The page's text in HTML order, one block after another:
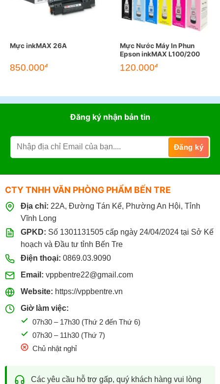
Mực inkMAX 26A
850.000đ
Mực Nước Máy In Phun
Epson inkMAX L100/200
120.000đ
Đăng ký nhận bản tin
CTY TNHH VĂN PHÒNG PHẨM BẾN TRE
Địa chỉ: 22A, Đường Tán Kế, Phường An Hội, Tỉnh
Vĩnh Long
GPKD: Số 1301131505 cấp ngày 24/04/2024 tại Sở Kế
hoạch và Đầu tư tỉnh Bến Tre
Điện thoại: 0869.03.9090
Email: vppbentre22@gmail.com
Website: https://vppbentre.vn
Giờ làm việc:
07h30 – 17h30 (Thứ 2 đến Thứ 6)
07h30 – 11h30 (Thứ 7)
Chủ nhật nghỉ
Các yêu cầu hỗ trợ gấp, quý khách hàng vui lòng